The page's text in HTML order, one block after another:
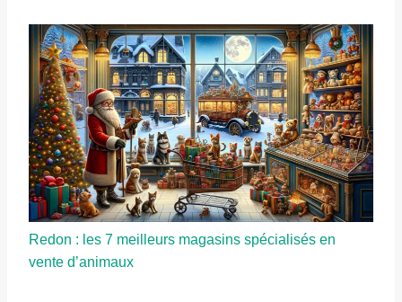
Redon : les 7 meilleurs magasins spécialisés en
vente d’animaux